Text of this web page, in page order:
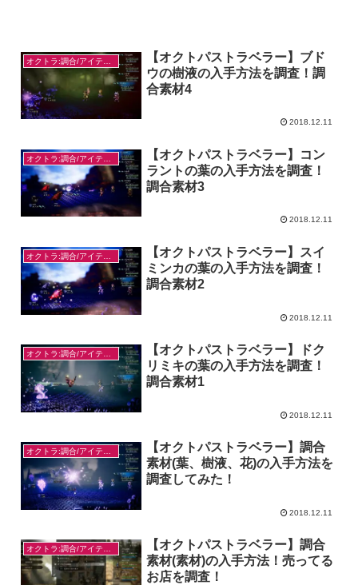
【オクトパストラベラー】ブド
ウの樹液の入手方法を調査！調
合素材4
2018.12.11
【オクトパストラベラー】コン
ラントの葉の入手方法を調査！
調合素材3
2018.12.11
【オクトパストラベラー】スイ
ミンカの葉の入手方法を調査！
調合素材2
2018.12.11
【オクトパストラベラー】ドク
リミキの葉の入手方法を調査！
調合素材1
2018.12.11
【オクトパストラベラー】調合
素材(葉、樹液、花)の入手方法を
調査してみた！
2018.12.11
【オクトパストラベラー】調合
素材(素材)の入手方法！売ってる
お店を調査！